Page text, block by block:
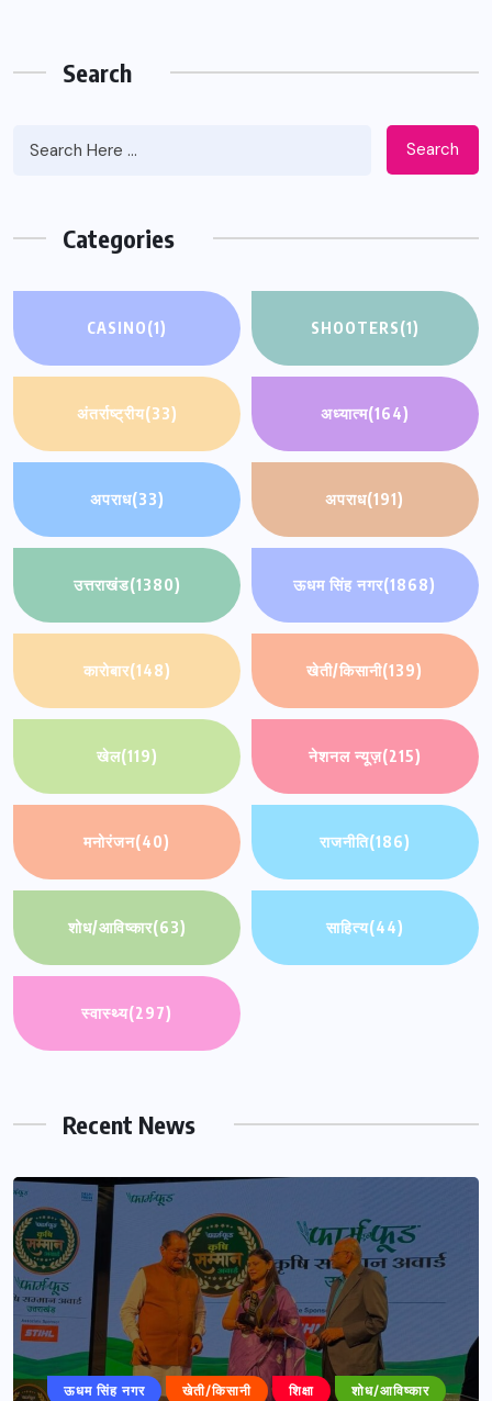
Search
Search
Categories
CASINO(1) SHOOTERS(1)
अंतर्राष्ट्रीय(33) अध्यात्म(164)
अपराध(33) अपराध(191)
उत्तराखंड(1380) ऊधम सिंह नगर(1868)
कारोबार(148) खेती/किसानी(139)
खेल(119) नेशनल न्यूज़(215)
मनोरंजन(40) राजनीति(186)
शोध/आविष्कार(63) साहित्य(44)
स्वास्थ्य(297)
Recent News
ऊधम सिंह नगर खेती/किसानी शिक्षा शोध/आविष्कार